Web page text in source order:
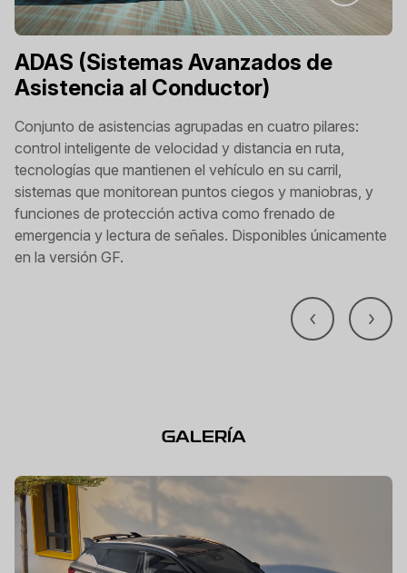
ADAS (Sistemas Avanzados de
Asistencia al Conductor)
Conjunto de asistencias agrupadas en cuatro pilares:
control inteligente de velocidad y distancia en ruta,
tecnologías que mantienen el vehículo en su carril,
sistemas que monitorean puntos ciegos y maniobras, y
funciones de protección activa como frenado de
emergencia y lectura de señales. Disponibles únicamente
en la versión GF.
GALERÍA